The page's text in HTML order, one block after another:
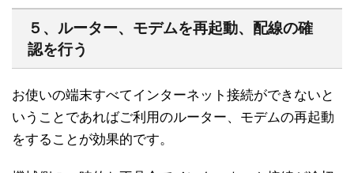
５、ルーター、モデムを再起動、配線の確
認を行う
お使いの端末すべてインターネット接続ができないと
いうことであればご利用のルーター、モデムの再起動
をすることが効果的です。